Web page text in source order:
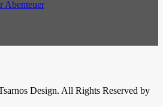
Abenteuer
Design. All Rights Reserved by